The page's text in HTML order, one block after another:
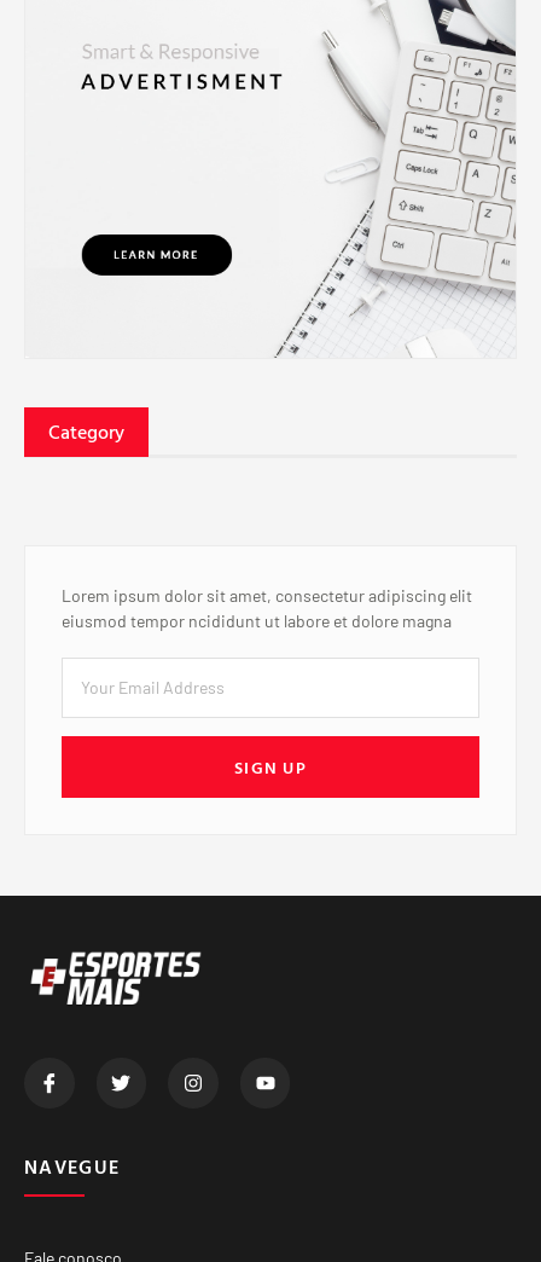
Category
Lorem ipsum dolor sit amet, consectetur adipiscing elit
eiusmod tempor ncididunt ut labore et dolore magna
SIGN UP
NAVEGUE
Fale conosco